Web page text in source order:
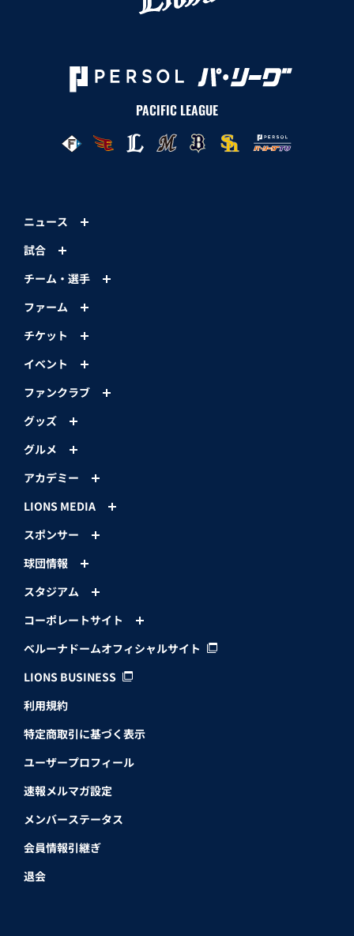
PACIFIC LEAGUE
ニュース
試合
チーム・選手
ファーム
チケット
イベント
ファンクラブ
グッズ
グルメ
アカデミー
LIONS MEDIA
スポンサー
球団情報
スタジアム
コーポレートサイト
ベルーナドームオフィシャルサイト
LIONS BUSINESS
利用規約
特定商取引に基づく表示
ユーザープロフィール
速報メルマガ設定
メンバーステータス
会員情報引継ぎ
退会